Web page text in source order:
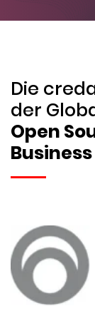
Die
der
Open
Business